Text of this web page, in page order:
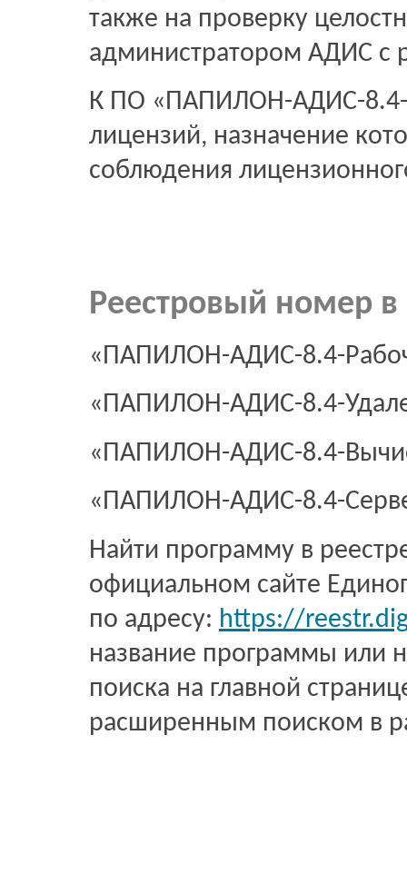
также на проверку
администратором АДИС с
К ПО «ПАПИЛОН-АДИС-8.4-
лицензий, назначение
соблюдения
Реестровый номер в
«ПАПИЛОН-АДИС-8.4-
«ПАПИЛОН-АДИС-8.4-
«ПАПИЛОН-АДИС-8.4-
«ПАПИЛОН-АДИС-8.4-
Найти программу в
официальном сайте
по адресу: https://
название программы или
поиска на главной
расширенным поиском в